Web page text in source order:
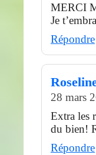
MERCI
Je
Répondre
28 mars
Extra les
du bien!
Répondre